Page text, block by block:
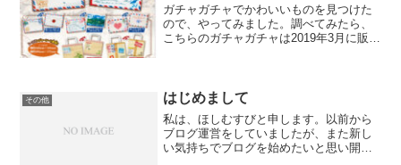
ガチャガチャでかわいいものを見つけた
ので、やってみました。調べてみたら、
こちらのガチャガチャは2019年3月に販売
でした。ただ、出て...
その他 はじめまして
私は、ほしむすびと申します。以前から
ブログ運営をしていましたが、また新し
い気持ちでブログを始めたいと思い開設